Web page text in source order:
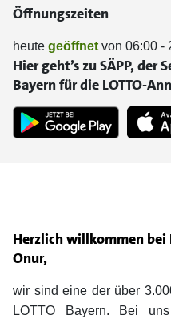
Herzlich willkommen bei
Onur,
wir sind eine der über
LOTTO Bayern. Bei
Öffnungszeiten
heute geöffnet von 06:00 -
Hier geht’s zu SÄPP, der
Bayern für die LOTTO-